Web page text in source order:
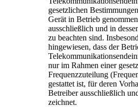
gesetzlichen
Gerät in Betrieb
ausschließlich und in
zu beachten sind.
hingewiesen, dass der
nur im Rahmen einer
Frequenzzuteilung
gestattet ist, für deren
Betreiber ausschließlich
zeichnet.